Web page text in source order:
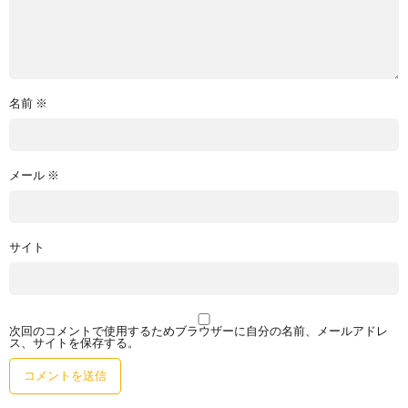
名前 ※
メール ※
サイト
次回のコメントで使用するためブラウザーに自分の名前、メールアドレ
ス、サイトを保存する。